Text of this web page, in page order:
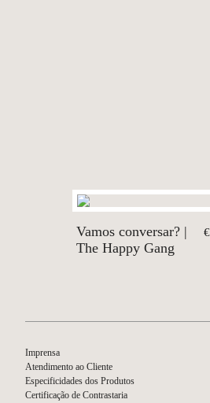
Vamos conversar? |
The Happy Gang
Imprensa
Atendimento ao Cliente
Especificidades dos Produtos
Certificação de Contrastaria